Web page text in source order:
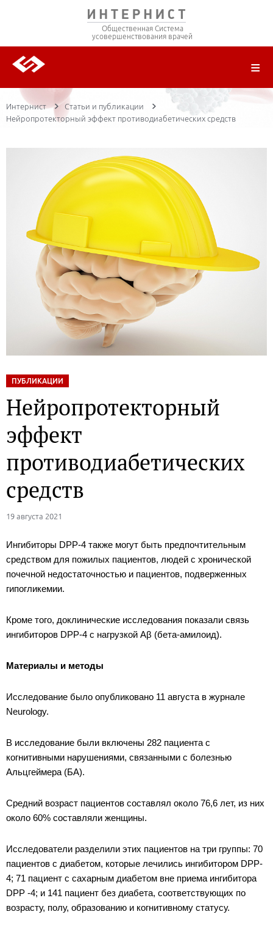
Общественная Система
усовершенствования врачей
ЦИКЛЫ ПЕРЕДАЧ
Интернист
Статьи и публикации
Нейропротекторный эффект противодиабетических средств
ПУБЛИКАЦИИ
Нейропротекторный
эффект
противодиабетических
средств
19 августа 2021
Ингибиторы DPP-4 также могут быть предпочтительным
средством для пожилых пациентов, людей с хронической
почечной недостаточностью и пациентов, подверженных
гипогликемии.
Кроме того, доклинические исследования показали связь
ингибиторов DPP-4 с нагрузкой Aβ (бета-амилоид).
Материалы и методы
Исследование было опубликовано 11 августа в журнале
Neurology.
В исследование были включены 282 пациента с
когнитивными нарушениями, связанными с болезнью
Альцгеймера (БА).
Средний возраст пациентов составлял около 76,6 лет, из них
около 60% составляли женщины.
Исследователи разделили этих пациентов на три группы: 70
пациентов с диабетом, которые лечились ингибитором DPP-
4; 71 пациент с сахарным диабетом вне приема ингибитора
DPP -4; и 141 пациент без диабета, соответствующих по
возрасту, полу, образованию и когнитивному статусу.